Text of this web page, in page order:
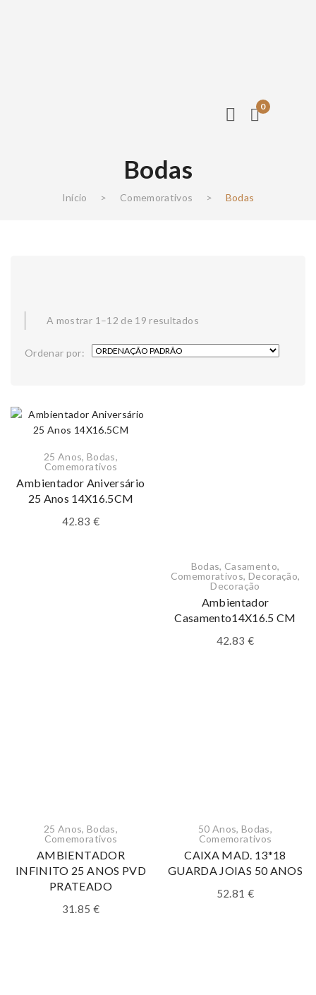
0
Bodas
Início > Comemorativos > Bodas
A mostrar 1–12 de 19 resultados
Ordenar por:
25 Anos,Bodas,
Comemorativos
Ambientador Aniversário
25 Anos 14X16.5CM
42.83 €
Bodas, Casamento,
Comemorativos, Decoração,
Decoração
Ambientador
Casamento14X16.5 CM
42.83 €
25 Anos,Bodas,
Comemorativos
AMBIENTADOR
INFINITO 25 ANOS PVD
PRATEADO
31.85 €
50 Anos,Bodas,
Comemorativos
CAIXA MAD. 13*18
GUARDA JOIAS 50 ANOS
52.81 €